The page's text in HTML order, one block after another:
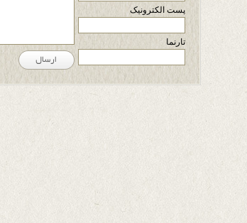
پست الکترونیک
تارنما